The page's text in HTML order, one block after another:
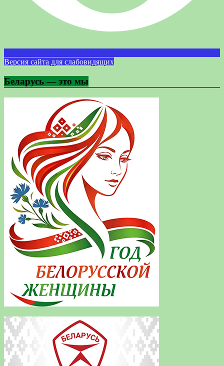
Версия сайта для слабовидящих
Беларусь — это мы